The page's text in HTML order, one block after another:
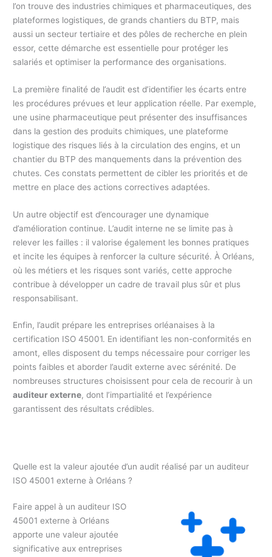
l’on trouve des industries chimiques et pharmaceutiques, des
plateformes logistiques, de grands chantiers du BTP, mais
aussi un secteur tertiaire et des pôles de recherche en plein
essor, cette démarche est essentielle pour protéger les
salariés et optimiser la performance des organisations.
La première finalité de l’audit est d’identifier les écarts entre
les procédures prévues et leur application réelle. Par exemple,
une usine pharmaceutique peut présenter des insuffisances
dans la gestion des produits chimiques, une plateforme
logistique des risques liés à la circulation des engins, et un
chantier du BTP des manquements dans la prévention des
chutes. Ces constats permettent de cibler les priorités et de
mettre en place des actions correctives adaptées.
Un autre objectif est d’encourager une dynamique
d’amélioration continue. L’audit interne ne se limite pas à
relever les failles : il valorise également les bonnes pratiques
et incite les équipes à renforcer la culture sécurité. À Orléans,
où les métiers et les risques sont variés, cette approche
contribue à développer un cadre de travail plus sûr et plus
responsabilisant.
Enfin, l’audit prépare les entreprises orléanaises à la
certification ISO 45001. En identifiant les non-conformités en
amont, elles disposent du temps nécessaire pour corriger les
points faibles et aborder l’audit externe avec sérénité. De
nombreuses structures choisissent pour cela de recourir à un
auditeur externe, dont l’impartialité et l’expérience
garantissent des résultats crédibles.
Quelle est la valeur ajoutée d’un audit réalisé par un auditeur
ISO 45001 externe à Orléans ?
Faire appel à un auditeur ISO
45001 externe à Orléans
apporte une valeur ajoutée
significative aux entreprises